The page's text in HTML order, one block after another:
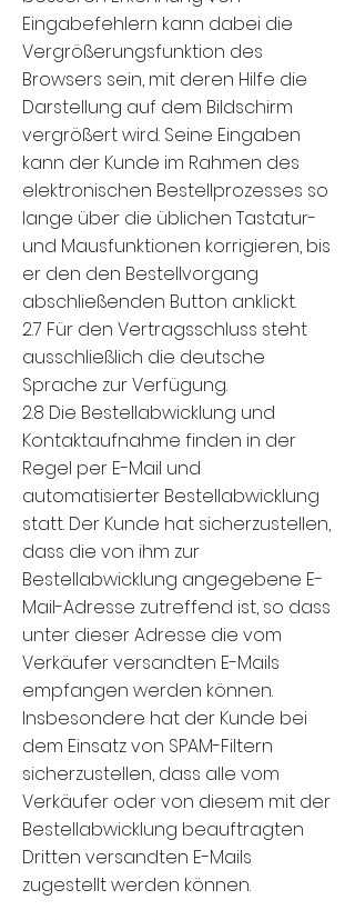
Eingabefehlern kann dabei die
Vergrößerungsfunktion des
Browsers sein, mit deren Hilfe die
Darstellung auf dem Bildschirm
vergrößert wird. Seine Eingaben
kann der Kunde im Rahmen des
elektronischen Bestellprozesses so
lange über die üblichen Tastatur-
und Mausfunktionen korrigieren, bis
er den den Bestellvorgang
abschließenden Button anklickt.
2.7 Für den Vertragsschluss steht
ausschließlich die deutsche
Sprache zur Verfügung.
2.8 Die Bestellabwicklung und
Kontaktaufnahme finden in der
Regel per E-Mail und
automatisierter Bestellabwicklung
statt. Der Kunde hat sicherzustellen,
dass die von ihm zur
Bestellabwicklung angegebene E-
Mail-Adresse zutreffend ist, so dass
unter dieser Adresse die vom
Verkäufer versandten E-Mails
empfangen werden können.
Insbesondere hat der Kunde bei
dem Einsatz von SPAM-Filtern
sicherzustellen, dass alle vom
Verkäufer oder von diesem mit der
Bestellabwicklung beauftragten
Dritten versandten E-Mails
zugestellt werden können.